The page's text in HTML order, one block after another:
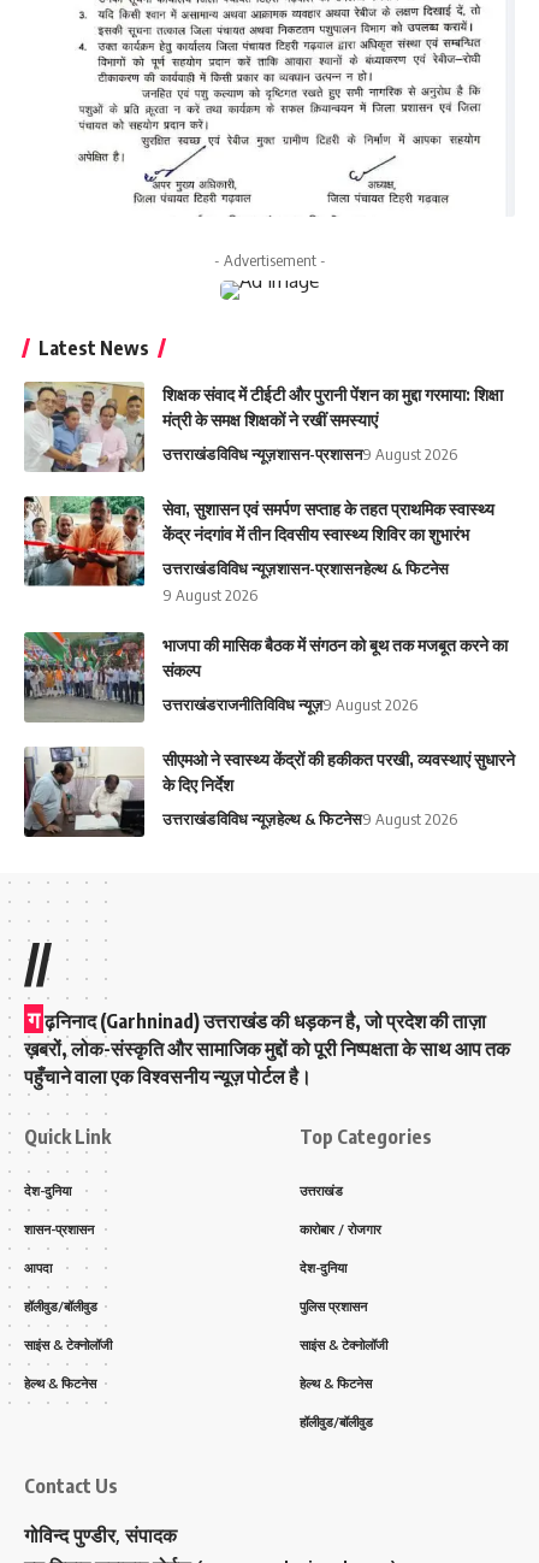
- Advertisement -
Latest News
शिक्षक संवाद में टीईटी और पुरानी पेंशन का मुद्दा गरमाया: शिक्षा
मंत्री के समक्ष शिक्षकों ने रखीं समस्याएं
उत्तराखंडविविध न्यूज़शासन-प्रशासन9 August 2026
सेवा, सुशासन एवं समर्पण सप्ताह के तहत प्राथमिक स्वास्थ्य
केंद्र नंदगांव में तीन दिवसीय स्वास्थ्य शिविर का शुभारंभ
उत्तराखंडविविध न्यूज़शासन-प्रशासनहेल्थ & फिटनेस
9 August 2026
भाजपा की मासिक बैठक में संगठन को बूथ तक मजबूत करने का
संकल्प
उत्तराखंडराजनीतिविविध न्यूज़9 August 2026
सीएमओ ने स्वास्थ्य केंद्रों की हकीकत परखी, व्यवस्थाएं सुधारने
के दिए निर्देश
उत्तराखंडविविध न्यूज़हेल्थ & फिटनेस9 August 2026
//
ग ढ़निनाद (Garhninad) उत्तराखंड की धड़कन है, जो प्रदेश की ताज़ा
ख़बरों, लोक-संस्कृति और सामाजिक मुद्दों को पूरी निष्पक्षता के साथ आप तक
पहुँचाने वाला एक विश्वसनीय न्यूज़ पोर्टल है।
Quick Link
देश-दुनिया
शासन-प्रशासन
आपदा
हॉलीवुड/बॉलीवुड
साइंस & टेक्नोलॉजी
हेल्थ & फिटनेस
Top Categories
उत्तराखंड
कारोबार / रोजगार
देश-दुनिया
पुलिस प्रशासन
साइंस & टेक्नोलॉजी
हेल्थ & फिटनेस
हॉलीवुड/बॉलीवुड
Contact Us
गोविन्द पुण्डीर, संपादक